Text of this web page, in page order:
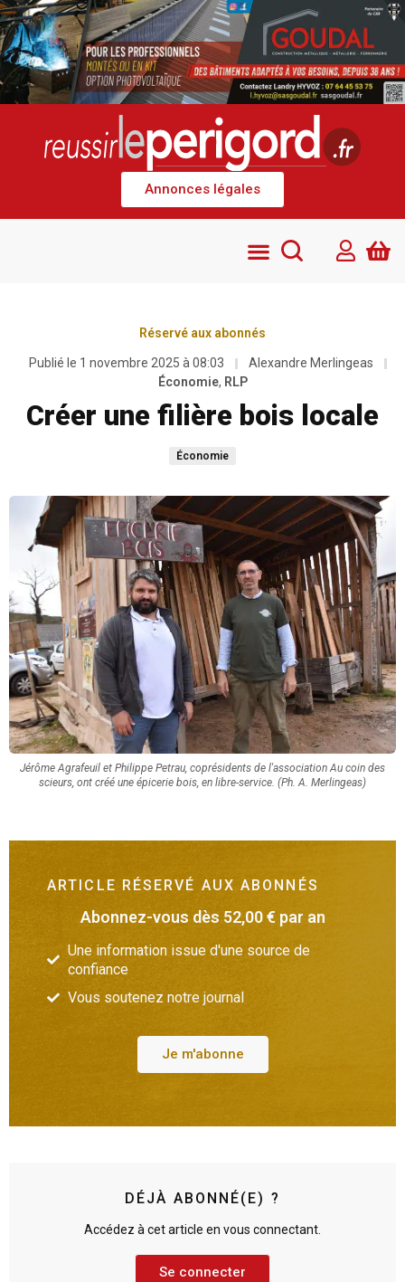
Annonces légales
Réservé aux abonnés
Publié le 1 novembre 2025 à 08:03
Alexandre Merlingeas
Économie, RLP
Créer une filière bois locale
Économie
Jérôme Agrafeuil et Philippe Petrau, coprésidents de l'association Au coin des
scieurs, ont créé une épicerie bois, en libre-service. (Ph. A. Merlingeas)
ARTICLE RÉSERVÉ AUX ABONNÉS
Abonnez-vous dès 52,00 € par an
Une information issue d'une source de
confiance
Vous soutenez notre journal
Je m'abonne
DÉJÀ ABONNÉ(E) ?
Accédez à cet article en vous connectant.
Se connecter